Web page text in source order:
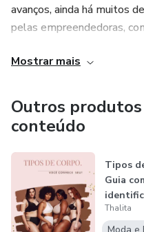
5. Primeiro passo em
sua carreira
ao sucesso. Com o kit
especializado e o e-book
moda.
avanços, ainda há muitos
pelas empreendedoras,
desigualdade de gênero.
Mostrar mais
Outros
conteúdo
Tipos
Guia
tipo de...
Thalita